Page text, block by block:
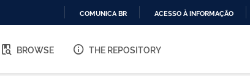
O
COMUNICA BR ACESSO À INFORMAÇÃO
BROWSE THE REPOSITORY